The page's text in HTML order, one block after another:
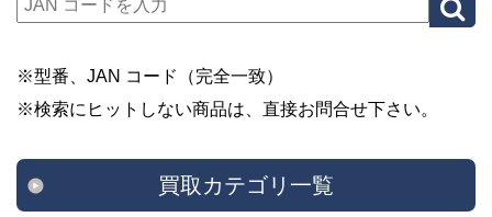
※型番、JAN コード（完全一致）
※検索にヒットしない商品は、直接お問合せ下さい。
買取カテゴリ一覧